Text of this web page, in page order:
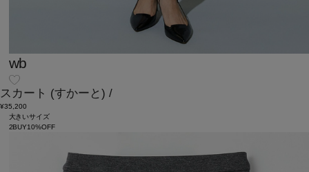
wb
スカート (すかーと) /
¥35,200
大きいサイズ
2BUY10%OFF